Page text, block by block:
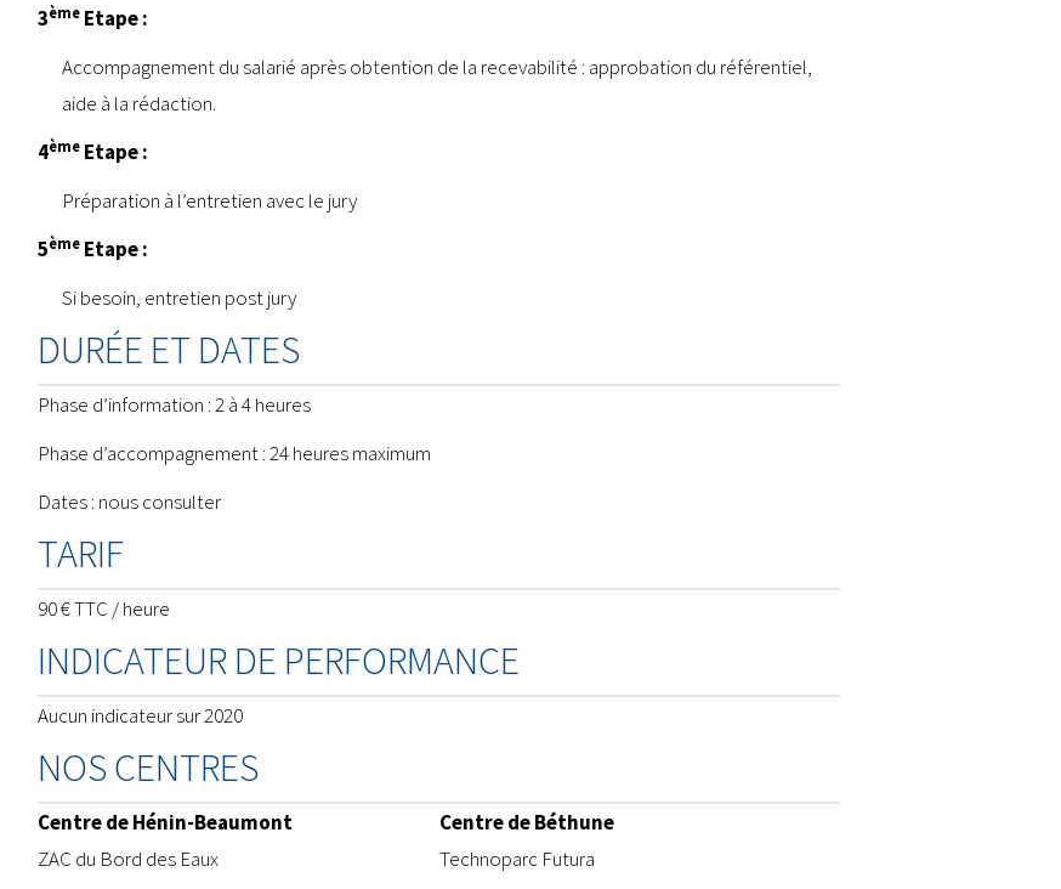
3ème Etape :
Accompagnement du salarié après obtention de la recevabilité : approbation du référentiel,
aide à la rédaction.
4ème Etape :
Préparation à l’entretien avec le jury
5ème Etape :
Si besoin, entretien post jury
DURÉE ET DATES
Phase d’information : 2 à 4 heures
Phase d’accompagnement : 24 heures maximum
Dates : nous consulter
TARIF
90 € TTC / heure
INDICATEUR DE PERFORMANCE
Aucun indicateur sur 2020
NOS CENTRES
Centre de Hénin-Beaumont
ZAC du Bord des Eaux
Centre de Béthune
​Technoparc Futura